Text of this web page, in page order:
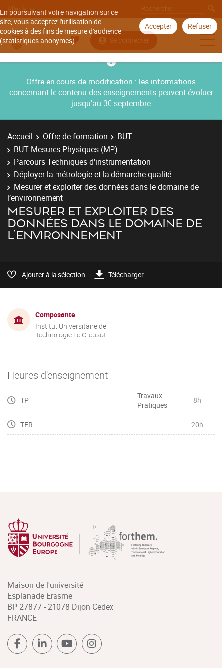
En poursuivant votre navigation sur ce
site, vous acceptez l'utilisation de
cookies à des fins de mesure d'audience
(statistiques anonymes).
Accepter Refuser
Aller à
Se connecter
Offre en cours de modification : les informations
concernant le contenu des enseignements peuvent évoluer
jusqu’au 30 septembre
Accueil Offre de formation
BUT
BUT Mesures Physiques (MP)
Parcours Techniques d'instrumentation
Déployer la métrologie et la démarche qualité
Mesurer et exploiter des données dans le domaine de
l’environnement
MESURER ET EXPLOITER DES
DONNÉES DANS LE DOMAINE DE
L’ENVIRONNEMENT
Ajouter à la sélection Télécharger
Composante
Institut Universitaire de
Technologie Le Creusot
Heures d'enseignement
TP
Travaux
Pratiques
8h
TER 20h
Maison de l'université
Esplanade Erasme
BP 27877 - 21078 Dijon Cedex
FRANCE